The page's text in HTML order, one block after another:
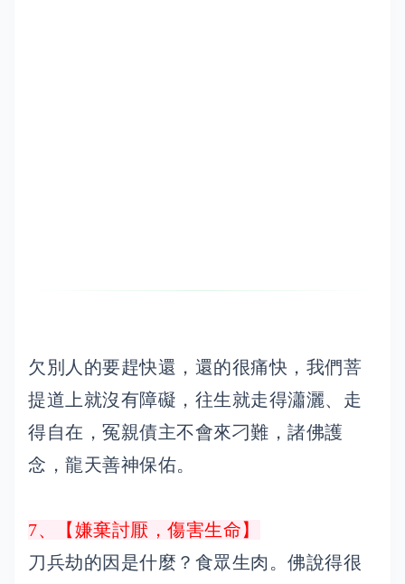
欠別人的要趕快還，還的很痛快，我們菩
提道上就沒有障礙，往生就走得瀟灑、走
得自在，冤親債主不會來刁難，諸佛護
念，龍天善神保佑。
7、【嫌棄討厭，傷害生命】
刀兵劫的因是什麼？食眾生肉。佛說得很